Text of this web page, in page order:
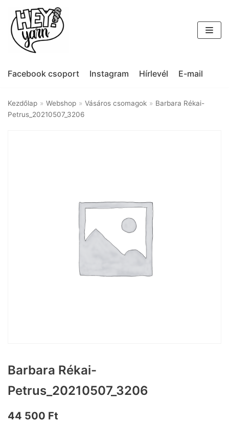
Skip
to
content
Facebook csoport Instagram Hírlevél E-mail
Kezdőlap » Webshop » Vásáros csomagok » Barbara Rékai-
Petrus_20210507_3206
Barbara Rékai-
Petrus_20210507_3206
44 500 Ft